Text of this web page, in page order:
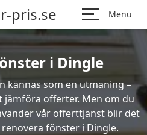
pris.se Menu
i Dingle
kännas som en utmaning –
offerter. Men om du
vår offerttjänst blir det
fönster i Dingle.